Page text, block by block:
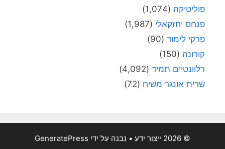
פוליטיקה (1,074)
פנחס יחזקאלי (1,987)
פרקי לימוד (90)
קורונה (150)
רלוונטיים תמיד (4,092)
שרית אונגר משיח (72)
© 2026 ייצור ידע • נבנה על ידי GeneratePress